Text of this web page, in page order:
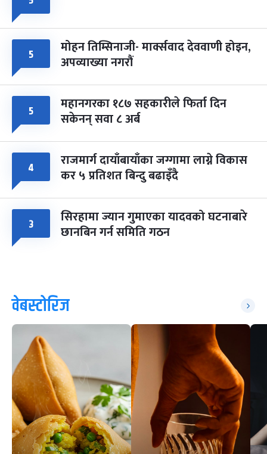
५ मोहन तिम्सिनाजी- मार्क्सवाद देववाणी होइन,
अपव्याख्या नगरौं
५ महानगरका १८७ सहकारीले फिर्ता दिन
सकेनन् सवा ८ अर्ब
४ राजमार्ग दायाँबायाँका जग्गामा लाग्ने विकास
कर ५ प्रतिशत बिन्दु बढाइँदै
३ सिरहामा ज्यान गुमाएका यादवको घटनाबारे
छानबिन गर्न समिति गठन
वेबस्टोरिज